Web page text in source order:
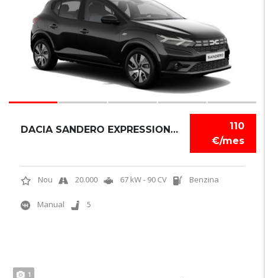
110
€/mes
DACIA SANDERO EXPRESSION TCE
Nou 20.000 67 kW - 90 CV Benzina
Manual 5
1